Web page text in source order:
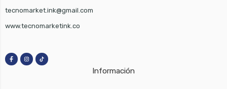
tecnomarket.ink@gmail.com
www.tecnomarketink.co
Información